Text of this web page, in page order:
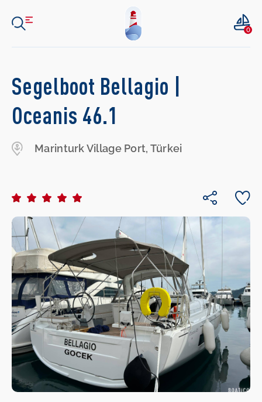
0
Segelboot Bellagio |
Oceanis 46.1
Marinturk Village Port, Türkei